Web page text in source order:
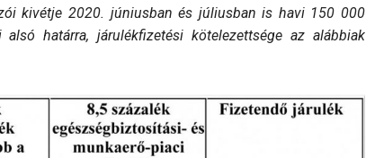
kivétje 2020. júniusban és júliusban is havi 150 000
határra, járulékfizetési kötelezettsége az alábbiak